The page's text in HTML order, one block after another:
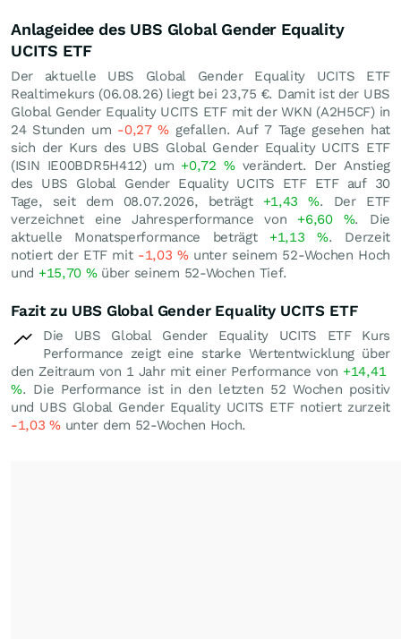
Anlageidee des UBS Global Gender Equality
UCITS ETF
Der aktuelle UBS Global Gender Equality UCITS ETF
Realtimekurs (06.08.26) liegt bei 23,75 €. Damit ist der UBS
Global Gender Equality UCITS ETF mit der WKN (A2H5CF) in
24 Stunden um -0,27% gefallen. Auf 7 Tage gesehen hat
sich der Kurs des UBS Global Gender Equality UCITS ETF
(ISIN IE00BDR5H412) um +0,72 %verändert. Der Anstieg
des UBS Global Gender Equality UCITS ETF ETF auf 30
Tage, seit dem 08.07.2026, beträgt +1,43%. Der ETF
verzeichnet eine Jahresperformance von +6,60 %. Die
aktuelle Monatsperformance beträgt +1,13%. Derzeit
notiert der ETF mit -1,03 %unter seinem 52-Wochen Hoch
und +15,70 %über seinem 52-Wochen Tief.
Fazit zu UBS Global Gender Equality UCITS ETF
Die UBS Global Gender Equality UCITS ETF Kurs
Performance zeigt eine starke Wertentwicklung über
den Zeitraum von 1 Jahr mit einer Performance von +14,41
%. Die Performance ist in den letzten 52 Wochen positiv
und UBS Global Gender Equality UCITS ETF notiert zurzeit
-1,03%unter dem 52-Wochen Hoch.